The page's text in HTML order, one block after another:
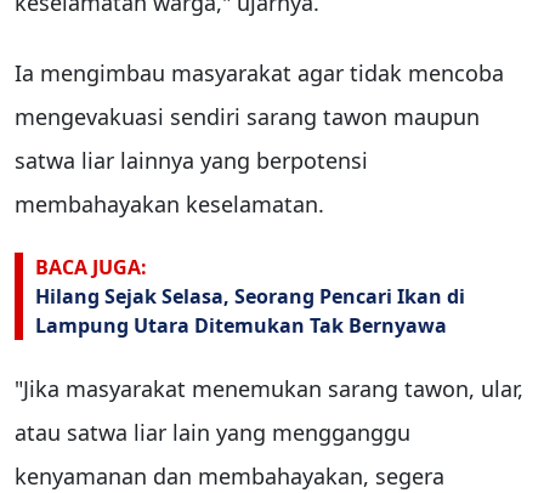
Ia mengimbau masyarakat agar tidak mencoba
mengevakuasi sendiri sarang tawon maupun
satwa liar lainnya yang berpotensi
membahayakan keselamatan.
BACA JUGA:
Hilang Sejak Selasa, Seorang Pencari Ikan di
Lampung Utara Ditemukan Tak Bernyawa
"Jika masyarakat menemukan sarang tawon, ular,
atau satwa liar lain yang mengganggu
kenyamanan dan membahayakan, segera